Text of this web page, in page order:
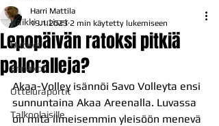
Kaikki uutiset
Uutiset
Ennakot
Otteluraportit
Talkoolaisille
Lepopäivän ratoksi pitkiä
palloralleja?
Harri Mattila
19.1.2023 2 min käytetty lukemiseen
Akaa-Volley isännöi Savo Volleyta ensi
sunnuntaina Akaa Areenalla. Luvassa
on mitä ilmeisemmin yleisöön menevä